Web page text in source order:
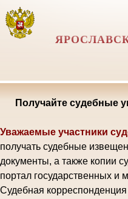
Получайте судебные
Уважаемые участники
получать судебные
документы, а также копии
портал государственных и
Судебная